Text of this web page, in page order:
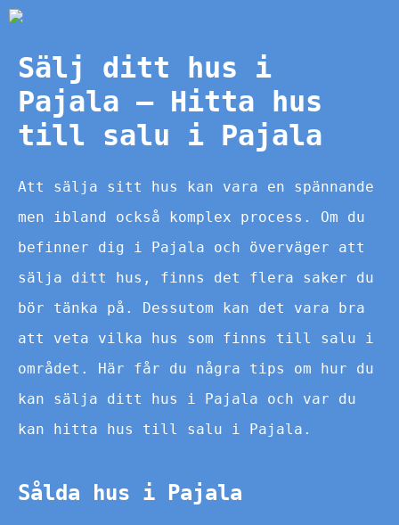
Sälj ditt hus i
Pajala – Hitta hus
till salu i Pajala
Att sälja sitt hus kan vara en spännande
men ibland också komplex process. Om du
befinner dig i Pajala och överväger att
sälja ditt hus, finns det flera saker du
bör tänka på. Dessutom kan det vara bra
att veta vilka hus som finns till salu i
området. Här får du några tips om hur du
kan sälja ditt hus i Pajala och var du
kan hitta hus till salu i Pajala.
Sålda hus i Pajala